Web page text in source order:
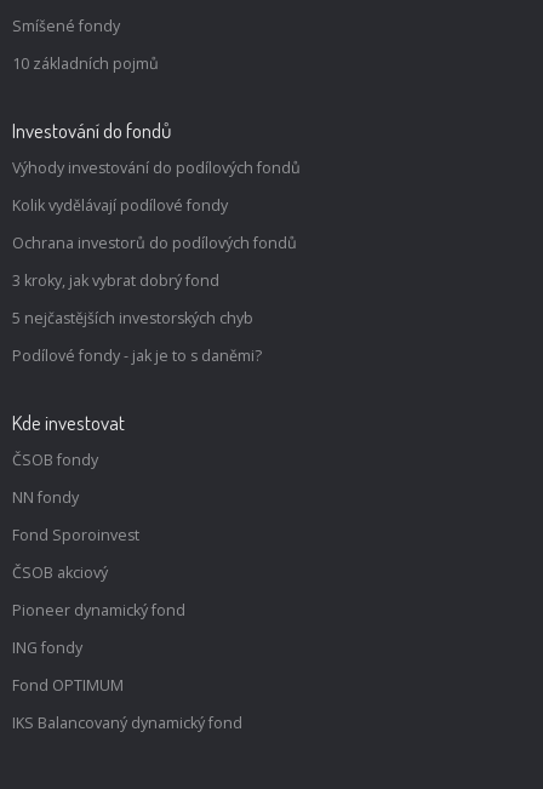
Smíšené fondy
10 základních pojmů
Investování do fondů
Výhody investování do podílových fondů
Kolik vydělávají podílové fondy
Ochrana investorů do podílových fondů
3 kroky, jak vybrat dobrý fond
5 nejčastějších investorských chyb
Podílové fondy - jak je to s daněmi?
Kde investovat
ČSOB fondy
NN fondy
Fond Sporoinvest
ČSOB akciový
Pioneer dynamický fond
ING fondy
Fond OPTIMUM
IKS Balancovaný dynamický fond